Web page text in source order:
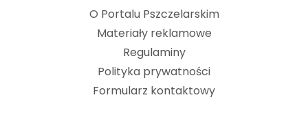
O Portalu Pszczelarskim
Materiały reklamowe
Regulaminy
Polityka prywatności
Formularz kontaktowy